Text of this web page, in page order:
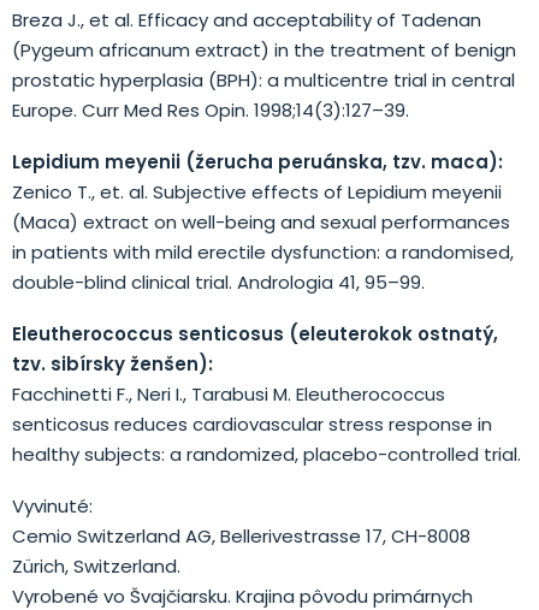
Breza J., et al. Efficacy and acceptability of Tadenan
(Pygeum africanum extract) in the treatment of benign
prostatic hyperplasia (BPH): a multicentre trial in central
Europe. Curr Med Res Opin. 1998;14(3):127–39.
Lepidium meyenii (žerucha peruánska, tzv. maca):
Zenico T., et. al. Subjective effects of Lepidium meyenii
(Maca) extract on well-being and sexual performances
in patients with mild erectile dysfunction: a randomised,
double-blind clinical trial. Andrologia 41, 95–99.
Eleutherococcus senticosus (eleuterokok ostnatý,
tzv. sibírsky ženšen):
Facchinetti F., Neri I., Tarabusi M. Eleutherococcus
senticosus reduces cardiovascular stress response in
healthy subjects: a randomized, placebo-controlled trial.
Vyvinuté:
Cemio Switzerland AG, Bellerivestrasse 17, CH-8008
Zürich, Switzerland.
Vyrobené vo Švajčiarsku. Krajina pôvodu primárnych